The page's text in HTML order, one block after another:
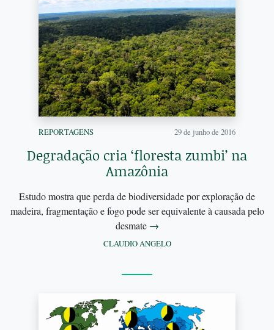
REPORTAGENS 29 de junho de 2016
Degradação cria ‘floresta zumbi’ na
Amazônia
Estudo mostra que perda de biodiversidade por exploração de
madeira, fragmentação e fogo pode ser equivalente à causada pelo
desmate →
CLAUDIO ANGELO